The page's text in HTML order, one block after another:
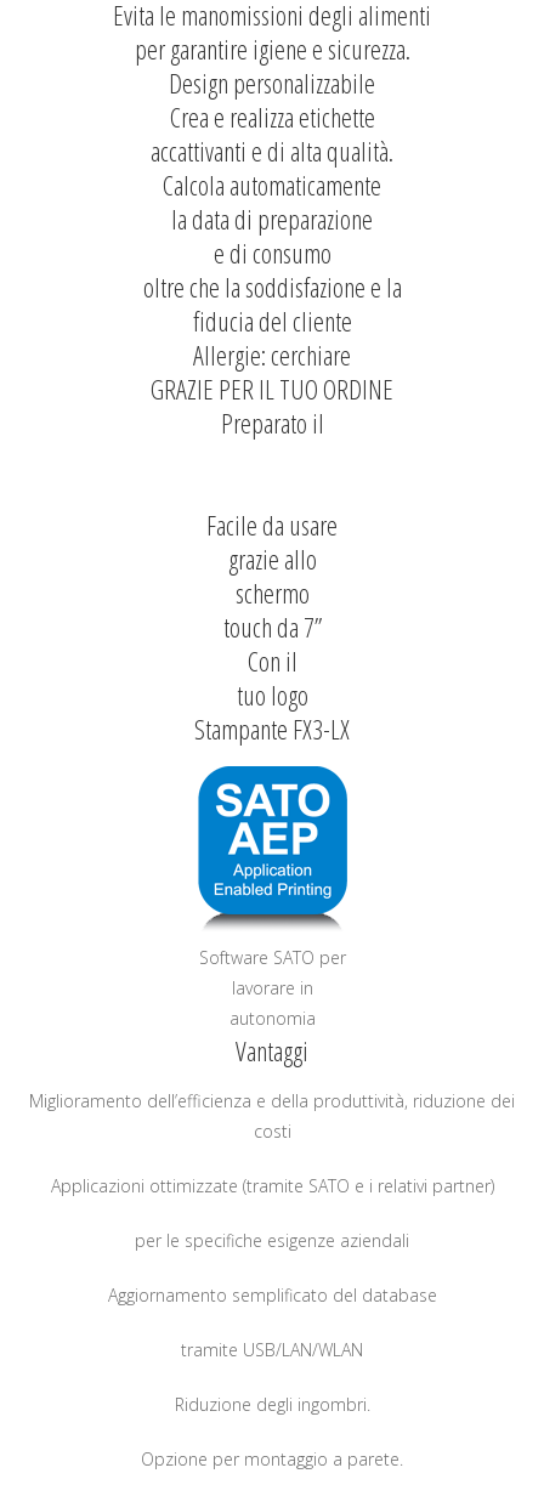
Evita le manomissioni degli alimenti
per garantire igiene e sicurezza.
Design personalizzabile
Crea e realizza etichette
accattivanti e di alta qualità.
Calcola automaticamente
la data di preparazione
e di consumo
oltre che la soddisfazione e la
fiducia del cliente
Allergie: cerchiare
GRAZIE PER IL TUO ORDINE
Preparato il
Facile da usare
grazie allo
schermo
touch da 7”
Con il
tuo logo
Stampante FX3-LX
Software SATO per
lavorare in
autonomia
Vantaggi
Miglioramento dell’efficienza e della produttività, riduzione dei
costi
Applicazioni ottimizzate (tramite SATO e i relativi partner)
per le specifiche esigenze aziendali
Aggiornamento semplificato del database
tramite USB/LAN/WLAN
Riduzione degli ingombri.
Opzione per montaggio a parete.